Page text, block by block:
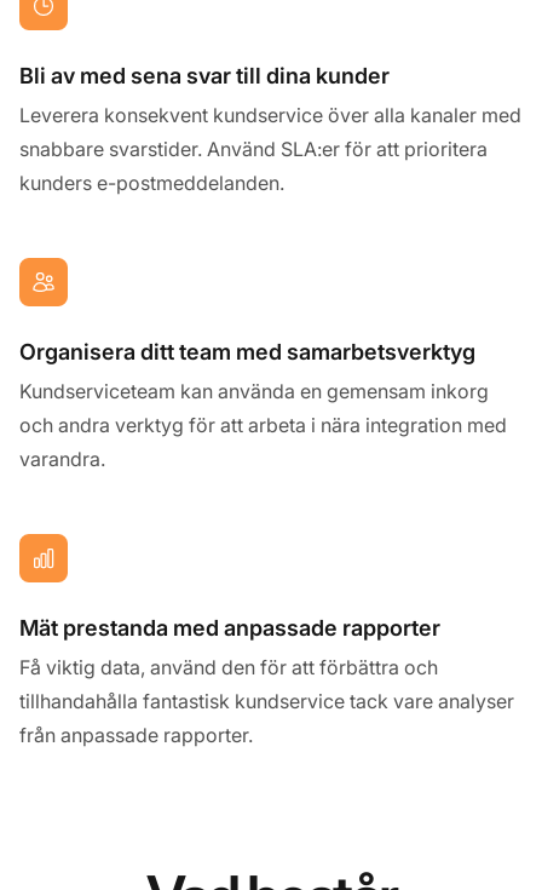
Bli av med sena svar till dina kunder
Leverera konsekvent kundservice över alla kanaler med
snabbare svarstider. Använd SLA:er för att prioritera
kunders e-postmeddelanden.
Organisera ditt team med samarbetsverktyg
Kundserviceteam kan använda en gemensam inkorg
och andra verktyg för att arbeta i nära integration med
varandra.
Mät prestanda med anpassade rapporter
Få viktig data, använd den för att förbättra och
tillhandahålla fantastisk kundservice tack vare analyser
från anpassade rapporter.